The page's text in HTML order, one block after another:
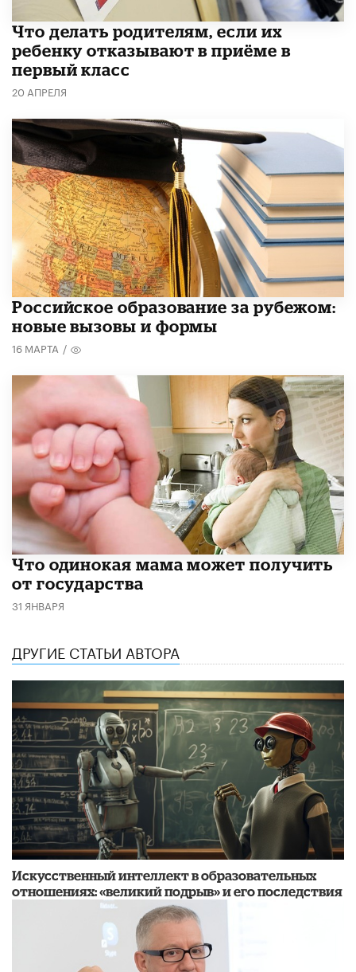
Что делать родителям, если их
ребенку отказывают в приёме в
первый класс
20 АПРЕЛЯ
Российское образование за рубежом:
новые вызовы и формы
16 МАРТА /
Что одинокая мама может получить
от государства
31 ЯНВАРЯ
ДРУГИЕ СТАТЬИ АВТОРА
​Искусственный интеллект в образовательных
отношениях: «великий подрыв» и его последствия